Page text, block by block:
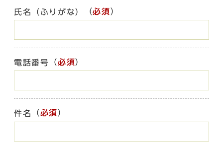
氏名（ふりがな） （必須）
電話番号 （必須）
件名 （必須）